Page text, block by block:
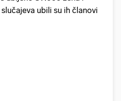
ubili su ih članovi